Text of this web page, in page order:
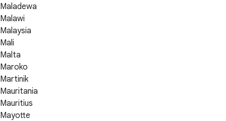
Maladewa
Malawi
Malaysia
Mali
Malta
Maroko
Martinik
Mauritania
Mauritius
Mayotte